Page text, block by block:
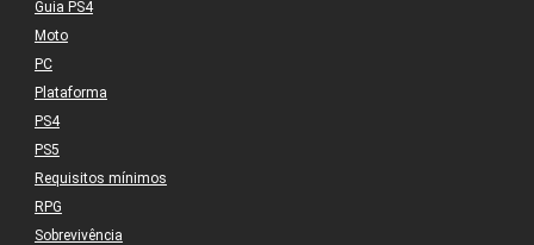
Guia PS4
Moto
PC
Plataforma
PS4
PS5
Requisitos mínimos
RPG
Sobrevivência